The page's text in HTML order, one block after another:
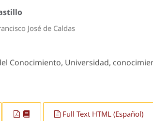
José de Caldas
Conocimiento, Universidad,
Full Text HTML (Español)